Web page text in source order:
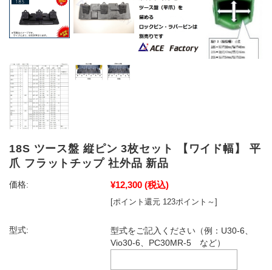
18S ツース盤 縦ピン 3枚セット 【ワイド幅】 平
爪 フラットチップ 社外品 新品
価格: ¥12,300 (税込)
[ポイント還元 123ポイント～]
型式:
型式をご記入ください（例：U30-6、
Vio30-6、PC30MR-5 など）